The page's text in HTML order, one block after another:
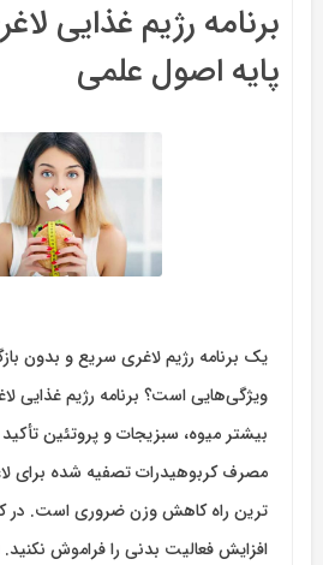
برنامه رژیم غذایی
پایه اصول علمی
یک برنامه رژیم لاغری سریع و بدون
ویژگی‌هایی است؟ برنامه رژیم غذایی
بیشتر میوه، سبزیجات و پروتئین
مصرف کربوهیدرات تصفیه شده برای
ترین راه کاهش وزن ضروری است. در
افزایش فعالیت بدنی را فراموش نکنید.